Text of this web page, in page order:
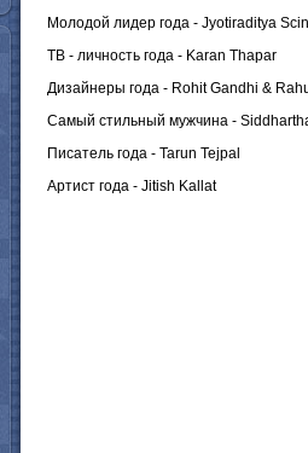
Молодой лидер года - Jyotiraditya
ТВ - личность года - Karan Thapar
Дизайнеры года - Rohit Gandhi &
Самый стильный мужчина -
Писатель года - Tarun Tejpal
Артист года - Jitish Kallat